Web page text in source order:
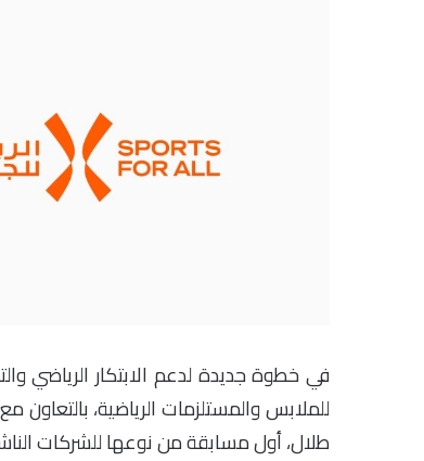
للملابس والمستلزمات الرياضية، بالتعاون
طلال، أول مسابقة من نوعها للشركات